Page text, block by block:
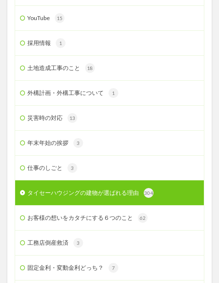
YouTube 15
採用情報 1
土地造成工事のこと 18
外構計画・外構工事について 1
災害時の対応 13
年末年始の挨拶 3
仕事のしごと 3
タイセーハウジングの建物が選ばれる理由 304
お客様の想いをカタチにする６つのこと 62
工務店倒産救済 3
固定金利・変動金利どっち？ 7